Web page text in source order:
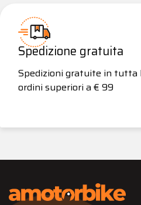
Spedizione gratuita
Spedizioni gratuite in tutta
ordini superiori a € 99